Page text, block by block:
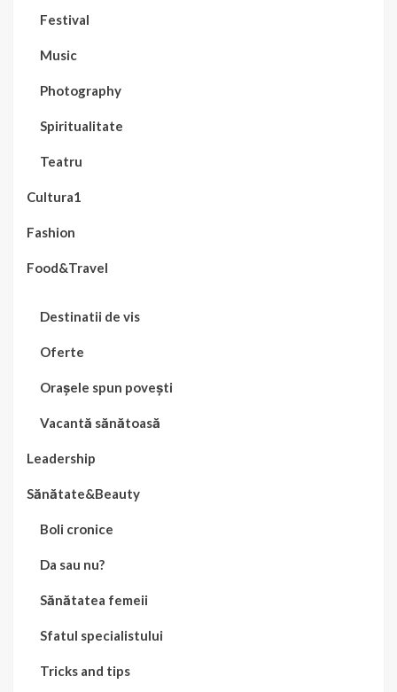
Festival
Music
Photography
Spiritualitate
Teatru
Cultura1
Fashion
Food&Travel
Destinatii de vis
Oferte
Orașele spun povești
Vacantă sănătoasă
Leadership
Sănătate&Beauty
Boli cronice
Da sau nu?
Sănătatea femeii
Sfatul specialistului
Tricks and tips